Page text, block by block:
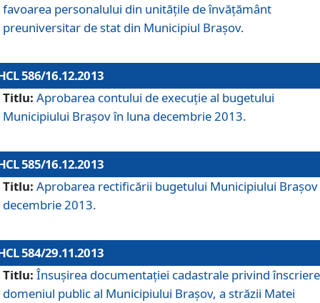
favoarea personalului din unităţile de învăţământ
preuniversitar de stat din Municipiul Braşov.
586/16.12.2013
Titlu: Aprobarea contului de execuţie al bugetului
Municipiului Braşov în luna decembrie 2013.
585/16.12.2013
Titlu: Aprobarea rectificării bugetului Municipiului Braşov
decembrie 2013.
584/29.11.2013
Titlu: Însuşirea documentaţiei cadastrale privind
domeniul public al Municipiului Braşov, a străzii Matei